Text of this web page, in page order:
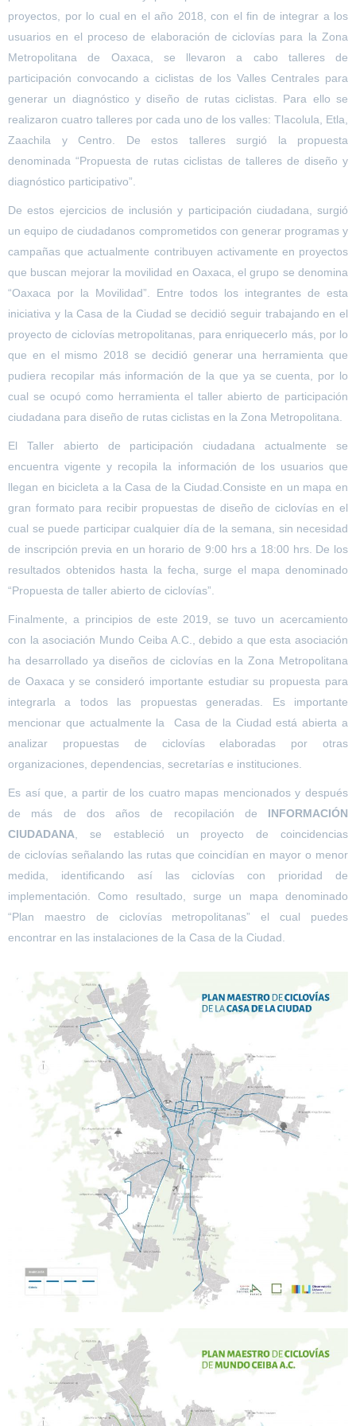
proyectos, por lo cual en el año 2018, con el fin de integrar a los
usuarios en el proceso de elaboración deciclovías para la Zona
Metropolitana de Oaxaca, se llevaron a cabo talleres de
participación convocando a ciclistas de los Valles Centrales para
generar un diagnóstico y diseño de rutas ciclistas . Para ello se
realizaron cuatro talleres por cada uno de los valles: Tlacolula, Etla,
Zaachila y Centro. De estos talleres surgió la propuesta
denominada “Propuesta de rutas ciclistas de talleres de diseño y
diagnóstico participativo”.
De estos ejercicios de inclusión y participación ciudadana, surgió
un equipo de ciudadanos comprometidos con generar programas y
campañas que actualmente contribuyen activamente en proyectos
que buscan mejorar la movilidad en Oaxaca, el grupo se denomina
“Oaxaca por la Movilidad”. Entre todos los integrantes de esta
iniciativa y la Casa de la Ciudad se decidió seguir trabajando en el
proyecto de ciclovíasmetropolitanas, para enriquecerlo más, por lo
que en el mismo 2018 se decidió generar una herramienta que
pudiera recopilar más información de la que ya se cuenta, por lo
cual se ocupó como herramienta el taller abierto de participación
ciudadana para diseño de rutas ciclistas en la Zona Metropolitana.
El Taller abierto de participación ciudadana actualmente se
encuentra vigente y recopila la información de los usuarios que
llegan en bicicleta a la Casa de la Ciudad.Consiste en un mapa en
gran formato para recibir propuestas de diseño de ciclovíasen el
cual se puede participar cualquier día de la semana, sin necesidad
de inscripción previa en un horario de 9:00 hrs a 18:00 hrs. De los
resultados obtenidos hasta la fecha, surge el mapa denominado
“Propuesta de taller abierto de ciclovías”.
Finalmente, a principios de este 2019, se tuvo un acercamiento
con la asociación Mundo Ceiba A.C., debido a que esta asociación
ha desarrollado ya diseños de ciclovíasen la Zona Metropolitana
de Oaxaca y se consideró importante estudiar su propuesta para
integrarla a todos las propuestas generadas. Es importante
mencionar que actualmente la Casa de la Ciudad está abierta a
analizar propuestas de ciclovíaselaboradas por otras
organizaciones, dependencias, secretarías e instituciones.
Es así que, a partir de los cuatro mapas mencionados y después
de más de dos años de recopilación de INFORMACIÓN
CIUDADANA , se estableció un proyecto de coincidencias
de ciclovíasseñalando las rutas que coincidían en mayor o menor
medida, identificando así lasciclovías con prioridad de
implementación. Como resultado, surge un mapa denominado
“Plan maestro de ciclovíasmetropolitanas” el cual puedes
encontrar en las instalaciones de la Casa de la Ciudad.